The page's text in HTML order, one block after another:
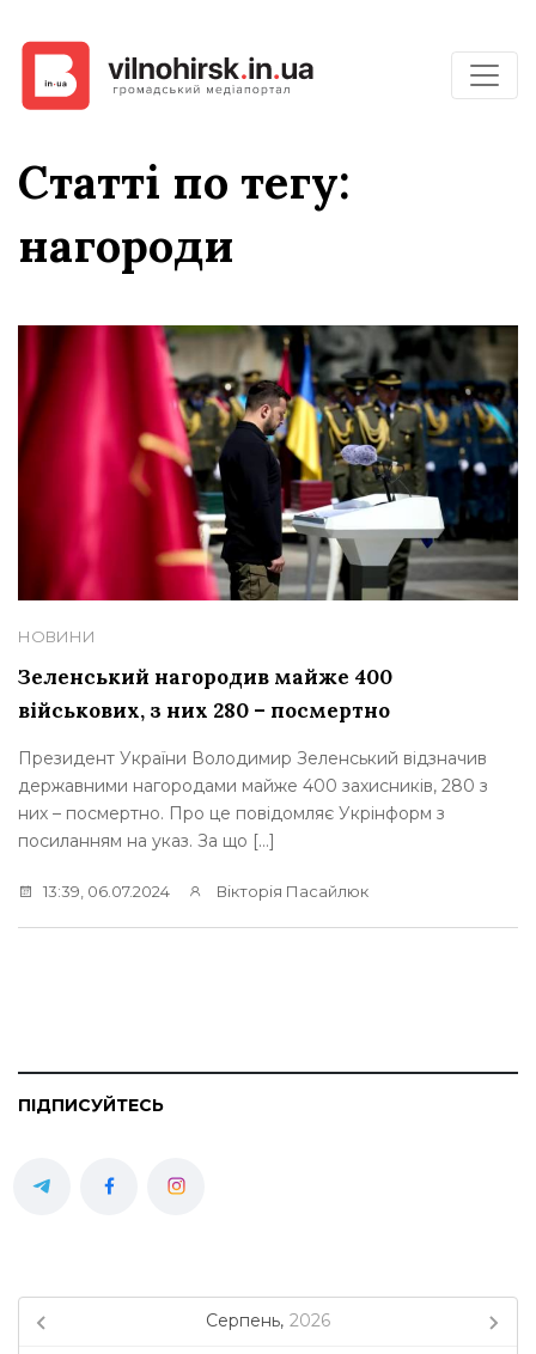
Статті по тегу:
нагороди
НОВИНИ
Зеленський нагородив майже 400
військових, з них 280 – посмертно
Президент України Володимир Зеленський відзначив
державними нагородами майже 400 захисників, 280 з
них – посмертно. Про це повідомляє Укрінформ з
посиланням на указ. За що […]
13:39, 06.07.2024 Вікторія Пасайлюк
ПІДПИСУЙТЕСЬ
Серпень, 2026